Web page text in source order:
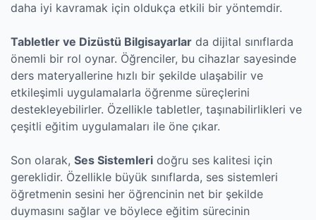
daha iyi kavramak için oldukça etkili bir yöntemdir.
Tabletler ve Dizüstü Bilgisayarlar da dijital sınıflarda
önemli bir rol oynar. Öğrenciler, bu cihazlar sayesinde
ders materyallerine hızlı bir şekilde ulaşabilir ve
etkileşimli uygulamalarla öğrenme süreçlerini
destekleyebilirler. Özellikle tabletler, taşınabilirlikleri ve
çeşitli eğitim uygulamaları ile öne çıkar.
Son olarak, Ses Sistemleri doğru ses kalitesi için
gereklidir. Özellikle büyük sınıflarda, ses sistemleri
öğretmenin sesini her öğrencinin net bir şekilde
duymasını sağlar ve böylece eğitim sürecinin